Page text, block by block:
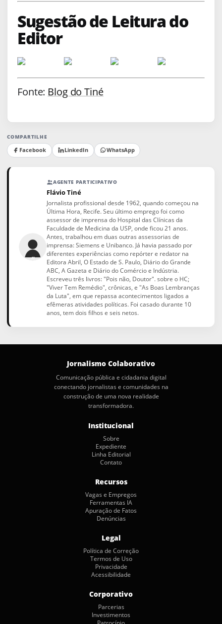
Sugestão de Leitura do
Editor
Fonte: Blog do Tiné
COMPARTILHE
Facebook LinkedIn WhatsApp
AGENTE PARTICIPATIVO
Flávio Tiné
Jornalista profissional desde 1962, quando começou na
Última Hora, Recife. Seu último emprego foi como
assessor de imprensa do Hospital das Clínicas da
Faculdade de Medicina da USP, onde ficou 21 anos.
Antes, trabalhou em duas outras assessorias de
imprensa: Siemens e Unibanco. Já havia passado por
diferentes experiências como repórter e redator na
Editora Abril, O Estado de S. Paulo, Diário do Grande
ABC, A Gazeta e Diário do Comércio e Indústria.
Escreveu três livros: "Pois não, Doutor". sobre o HC;
"Viver Tem Remédio", crônicas, e "As Boas Lembranças
da Luta", em que repassa acontecimentos ligados a
efêmeras atividades políticas. Foi casado durante 10
anos, tem dois filhos e seis netos.
Jornalismo Colaborativo
Comunicação pública e cidadania digital
conectando jornalistas e comunidades na
construção de uma nova realidade
transformadora.
Institucional
Sobre
Expediente
Linha Editorial
Contato
Recursos
Vagas e Empregos
Ferramentas IA
Apuração de Fatos
Denúncias
Legal
Política de Correção
Termos de Uso
Privacidade
Acessibilidade
Corporativo
Parcerias
Investimentos